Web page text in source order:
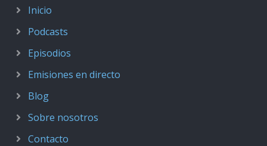
Inicio
Podcasts
Episodios
Emisiones en directo
Blog
Sobre nosotros
Contacto